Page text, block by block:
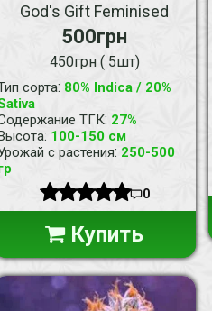
God's Gift Feminised
500грн
450грн ( 5шт)
сорта: 80% Indica / 20%
ТГК: 27%
: 100-150 см
с растения: 250-500
0
Купить